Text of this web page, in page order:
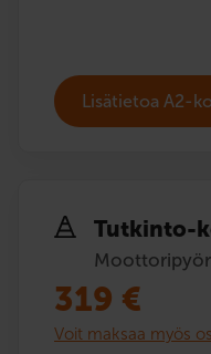
Lisätietoa A2-
Tutkinto-
319 €
Voit maksaa myös